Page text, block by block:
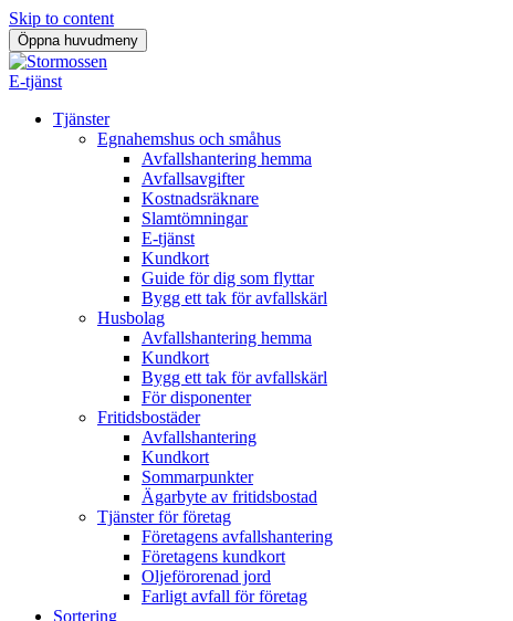
Skip to content
Öppna huvudmeny
E-tjänst
Tjänster
Egnahemshus och småhus
Avfallshantering hemma
Avfallsavgifter
Kostnadsräknare
Slamtömningar
E-tjänst
Kundkort
Guide för dig som flyttar
Bygg ett tak för avfallskärl
Husbolag
Avfallshantering hemma
Kundkort
Bygg ett tak för avfallskärl
För disponenter
Fritidsbostäder
Avfallshantering
Kundkort
Sommarpunkter
Ägarbyte av fritidsbostad
Tjänster för företag
Företagens avfallshantering
Företagens kundkort
Oljeförorenad jord
Farligt avfall för företag
Sortering